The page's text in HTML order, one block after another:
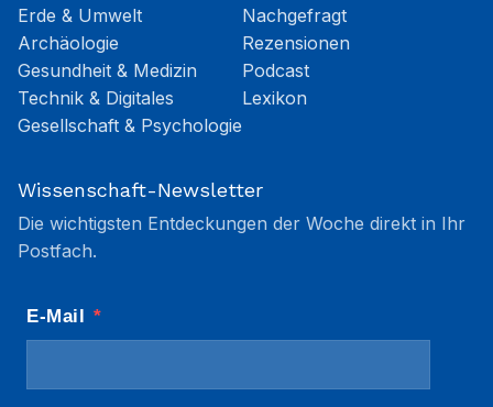
Erde & Umwelt
Archäologie
Gesundheit & Medizin
Technik & Digitales
Gesellschaft & Psychologie
Nachgefragt
Rezensionen
Podcast
Lexikon
Wissenschaft-Newsletter
Die wichtigsten Entdeckungen der Woche direkt in Ihr
Postfach.